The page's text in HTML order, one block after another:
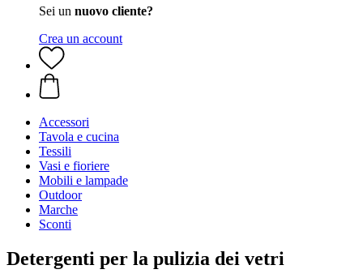
Sei un nuovo cliente?
Crea un account
Accessori
Tavola e cucina
Tessili
Vasi e fioriere
Mobili e lampade
Outdoor
Marche
Sconti
Detergenti per la pulizia dei vetri